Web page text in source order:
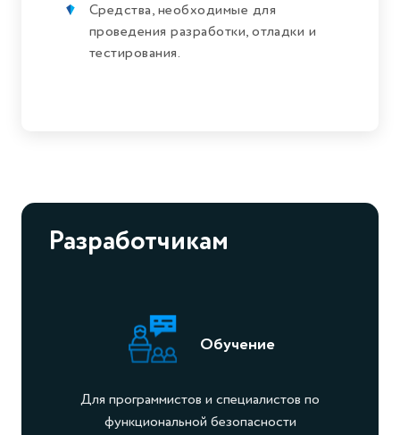
Средства, необходимые для
проведения разработки, отладки и
тестирования.
Разработчикам
Обучение
Для программистов и специалистов по
функциональной безопасности